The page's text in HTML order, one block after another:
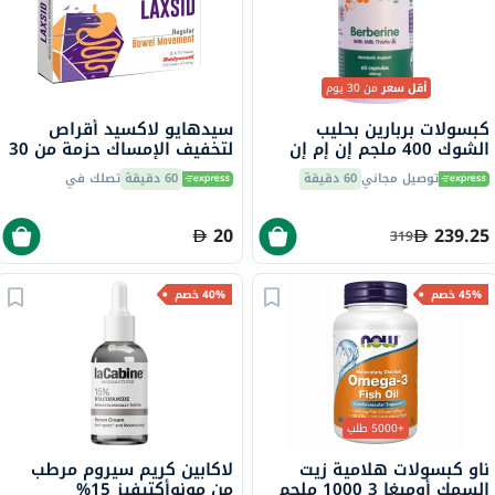
أقل سعرمن 30 يوم
كبسولات بربارين بحليب
الشوك 400 ملجم إن إم إن
بايو، لدعم الكبد - 60 كبسولة
توصيل مجاني60 دقيقة
239.25
319
سيدهايو لاكسيد أقراص
لتخفيف الإمساك حزمة من 30
60 دقيقة تصلك في
20
45% خصم
+5000 طلب
ناو كبسولات هلامية زيت
40% خصم
لاكابين كريم سيروم مرطب